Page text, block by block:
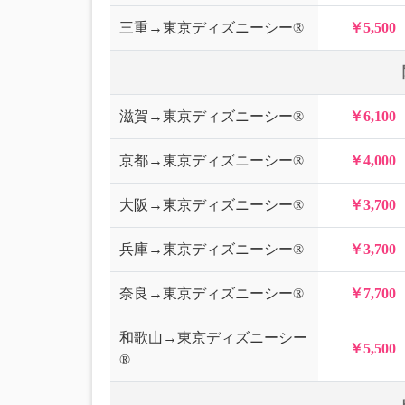
三重→東京ディズニーシー® ￥5,500
滋賀→東京ディズニーシー® ￥6,100
京都→東京ディズニーシー® ￥4,000
大阪→東京ディズニーシー® ￥3,700
兵庫→東京ディズニーシー® ￥3,700
奈良→東京ディズニーシー® ￥7,700
和歌山→東京ディズニーシー
®
￥5,500